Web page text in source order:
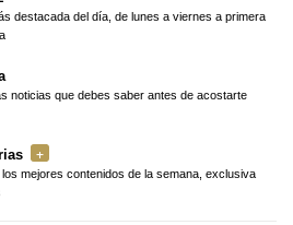
destacada del día, de lunes a viernes a primera
noticias que debes saber antes de acostarte
mejores contenidos de la semana, exclusiva